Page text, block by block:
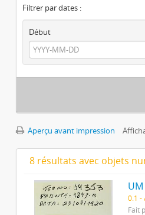
Filtrer par dates :
Début
Aperçu avant impression
8 résultats avec objets
UM
0.1 -
Fait